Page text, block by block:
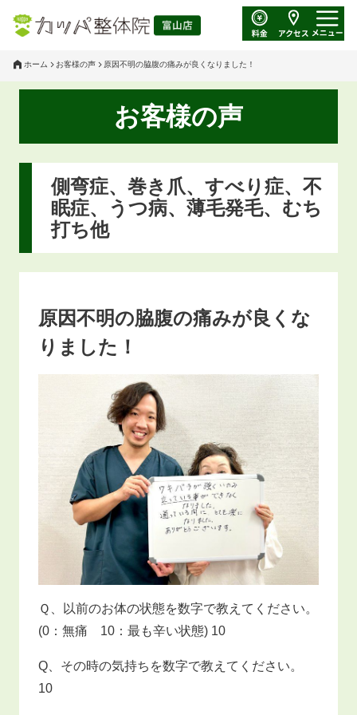
ホーム お客様の声 原因不明の脇腹の痛みが良くなりました！
お客様の声
側弯症、巻き爪、すべり症、不
眠症、うつ病、薄毛発毛、むち
打ち他
原因不明の脇腹の痛みが良くな
りました！
Ｑ、以前のお体の状態を数字で教えてください。
(0：無痛 10：最も辛い状態) 10
Q、その時の気持ちを数字で教えてください。
10